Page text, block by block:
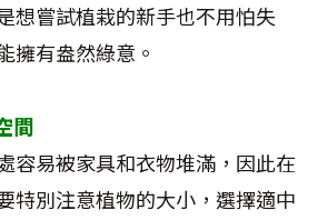
想嘗試植栽的新手也不用怕失
擁有盎然綠意。
間
容易被家具和衣物堆滿，因此在
特別注意植物的大小，選擇適中